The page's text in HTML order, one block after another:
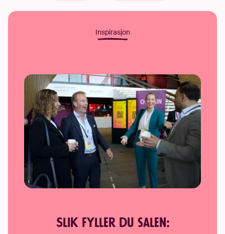
Inspirasjon
Slik fyller du salen: